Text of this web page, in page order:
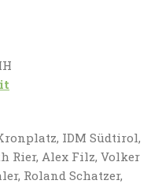
IDM Südtirol,
Rier, Alex Filz, Volker
Roland Schatzer,